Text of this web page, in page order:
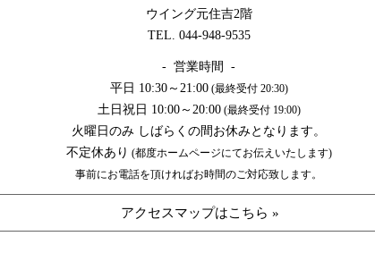
ウイング元住吉2階
TEL. 044-948-9535
- 営業時間 -
平日 10:30～21:00(最終受付 20:30)
土日祝日 10:00～20:00(最終受付 19:00)
火曜日のみ しばらくの間お休みとなります。
不定休あり (都度ホームページにてお伝えいたします)
事前にお電話を頂ければお時間のご対応致します。
アクセスマップはこちら »